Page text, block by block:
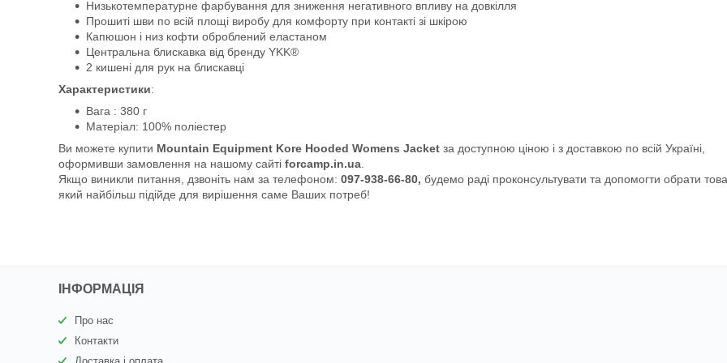
Низькотемпературне фарбування для зниження негативного впливу на довкілля
Прошиті шви по всій площі виробу для комфорту при контакті зі шкірою
Капюшон і низ кофти оброблений еластаном
Центральна блискавка від бренду YKK®
2 кишені для рук на блискавці
Характеристики:
Вага : 380 г
Матеріал: 100% поліестер
Ви можете купити Mountain Equipment Kore Hooded Womens Jacket за доступною ціною і з доставкою по всій Україні,
оформивши замовлення на нашому сайті forcamp.in.ua
Якщо виникли питання, дзвоніть нам за телефоном: 097-938-66-80, будемо раді проконсультувати та допомогти обрати
який найбільш підійде для вирішення саме Ваших потреб!
ІНФОРМАЦІЯ
Про нас
Контакти